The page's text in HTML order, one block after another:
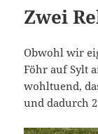
Zwei
Obwohl wir
Föhr auf Sylt
wohltuend,
und dadurch